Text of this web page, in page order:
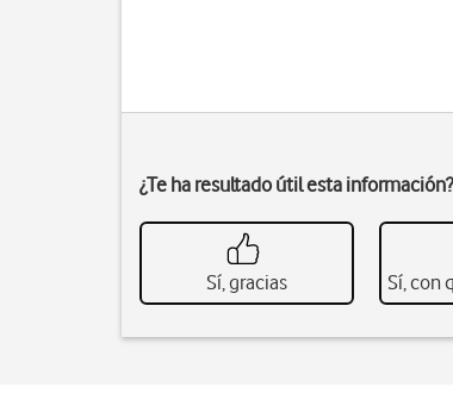
¿Te ha resultado útil esta información?
Sí, gracias Sí, con